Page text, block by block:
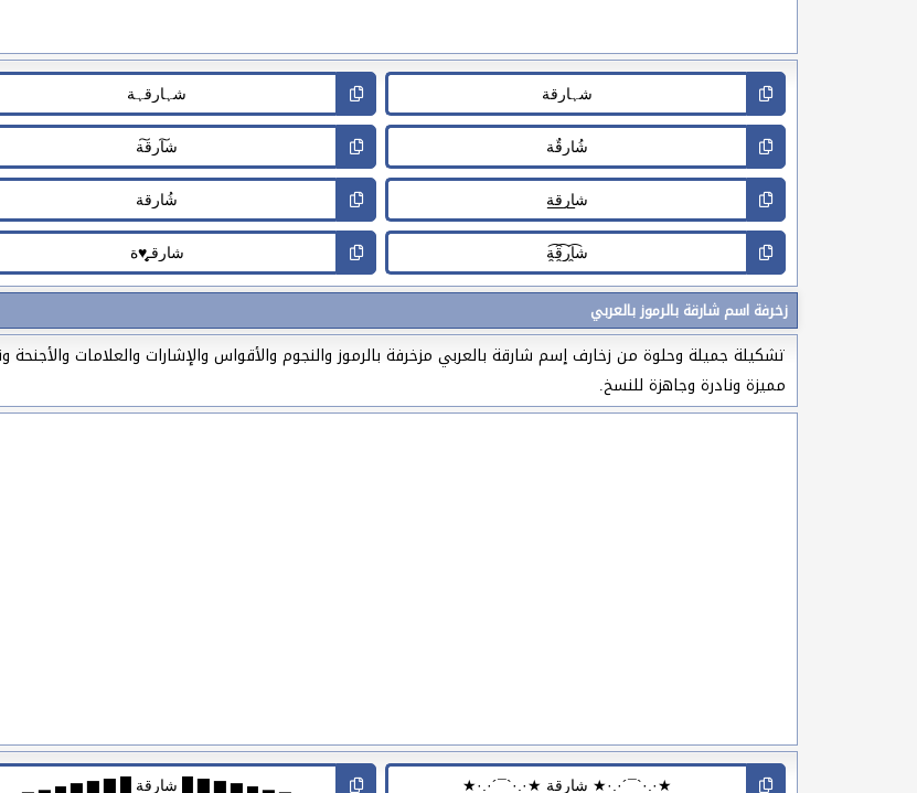
زخرفة اسم شارقة بالرموز بالعربي
تشكيلة جميلة وحلوة من زخارف إسم شارقة بالعربي مزخرفة بالرموز والنجوم والأقواس والإشارات والعلامات
مميزة ونادرة وجاهزة للنسخ.